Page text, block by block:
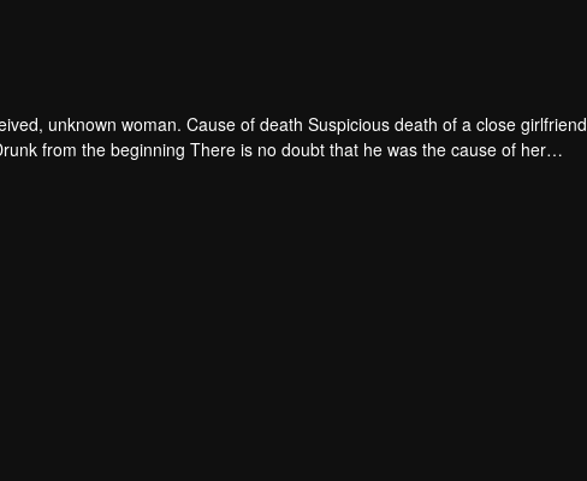
unknown woman. Cause of death Suspicious death of a close girlfriend
from the beginning There is no doubt that he was the cause of her
give up some reasons. At the same time, Yu tried to attract her attention.